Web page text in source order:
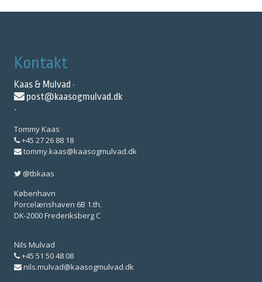
Kontakt
Kaas & Mulvad ·
post@kaasogmulvad.dk
·
Tommy Kaas
+45 27 26 88 18
tommy.kaas@kaasogmulvad.dk
@tbkaas
København
Porcelænshaven 6B 1.th.
DK-2000 Frederiksberg C
Nils Mulvad
+45 51 50 48 08
nils.mulvad@kaasogmulvad.dk